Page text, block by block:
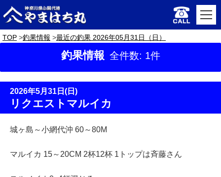
TOP 釣果情報 最近の釣果 2026年05月31日（日）
釣果情報 全件数: 1件
2026年5月31日(日)
リクエストマルイカ
城ヶ島～小網代沖 60～80M
マルイカ 15～20CM 2杯12杯 1トップは斉藤さん